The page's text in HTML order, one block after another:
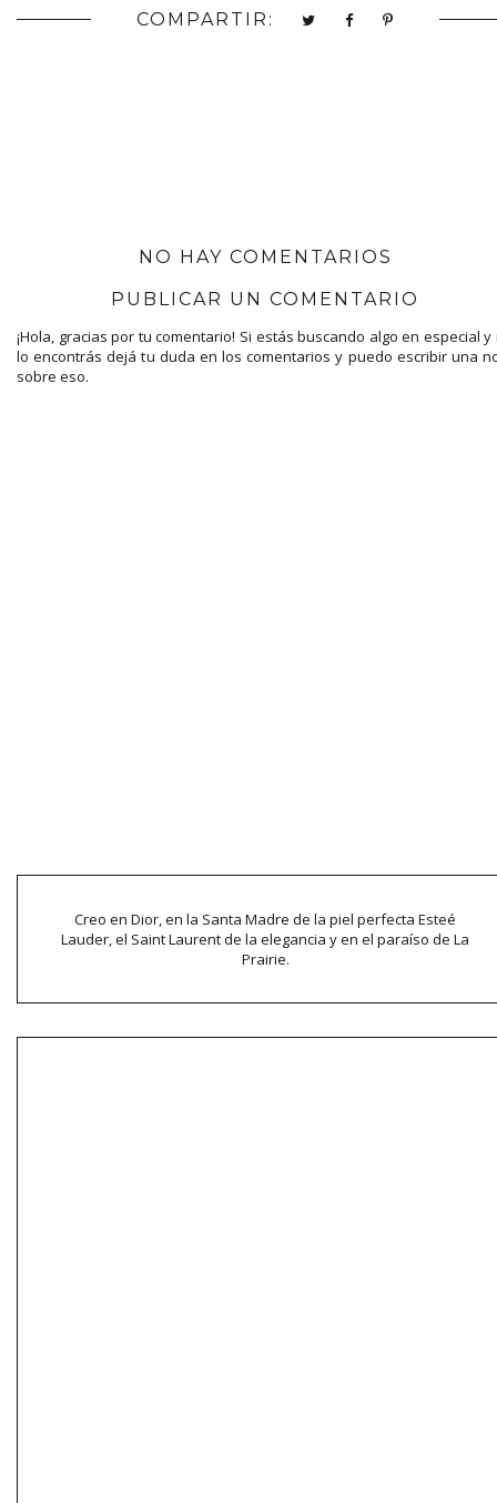
COMPARTIR:
NO HAY COMENTARIOS
PUBLICAR UN COMENTARIO
¡Hola, gracias por tu comentario! Si estás buscando algo en especial y
lo encontrás dejá tu duda en los comentarios y puedo escribir una
sobre eso.
Creo en Dior, en la Santa Madre de la piel perfecta Esteé
Lauder, el Saint Laurent de la elegancia y en el paraíso de La
Prairie.